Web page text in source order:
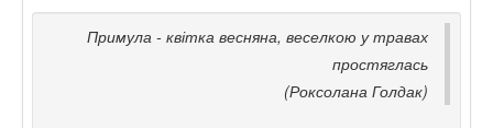
Примула - квітка весняна, веселкою у травах
простяглась
(Роксолана Голдак)